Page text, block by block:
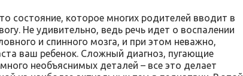
состояние, которое многих родителей вводит в
Не удивительно, ведь речь идет о воспалении
и спинного мозга, и при этом неважно,
ваш ребенок. Сложный диагноз, пугающие
необъяснимых деталей – все это делает